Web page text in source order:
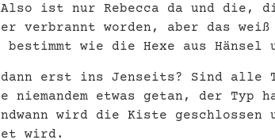
Also ist nur Rebecca da und die,
verbrannt worden, aber das
wie die Hexe aus Hänsel
erst ins Jenseits? Sind alle
etwas getan, der Typ
wird die Kiste geschlossen
wird.